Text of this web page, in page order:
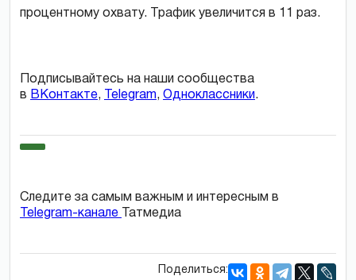
процентному охвату. Трафик увеличится в 11 раз.
Подписывайтесь на наши сообщества
в ВКонтакте, Telegram, Одноклассники.
Следите за самым важным и интересным в
Telegram-канале
Татмедиа
Поделиться: